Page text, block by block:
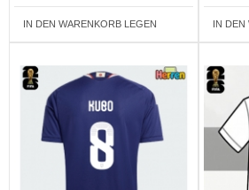
IN DEN WARENKORB LEGEN IN DEN